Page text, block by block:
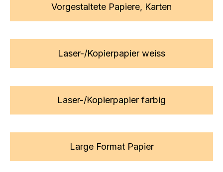
Vorgestaltete Papiere, Karten
Laser-/Kopierpapier weiss
Laser-/Kopierpapier farbig
Large Format Papier